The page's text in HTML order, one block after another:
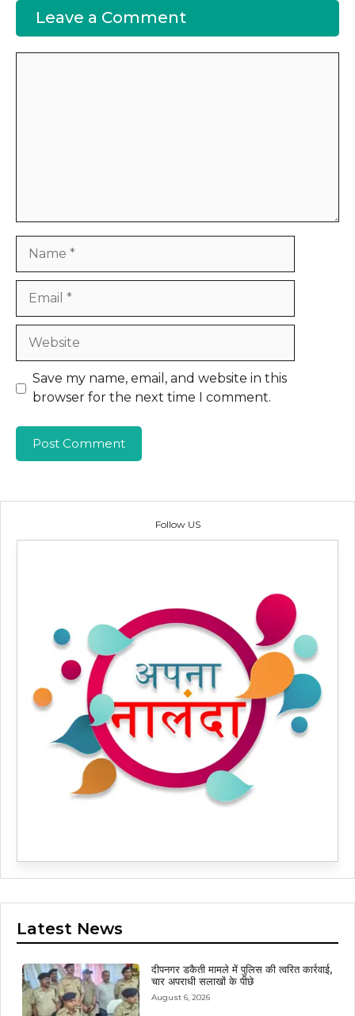
Leave a Comment
Website
Save my name, email, and website in this
browser for the next time I comment.
Follow US
Latest News
दीपनगर डकैती मामले में पुलिस की त्वरित कार्रवाई,
चार अपराधी सलाखों के पीछे
August 6, 2026